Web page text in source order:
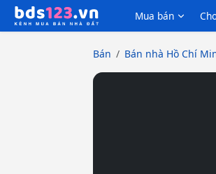
Mua bán
Bán Bán nhà Hồ Chí